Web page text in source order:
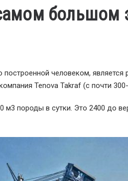
большом
человеком, является
Tenova Takraf (с почти
м3 породы в сутки. Это 2400 до